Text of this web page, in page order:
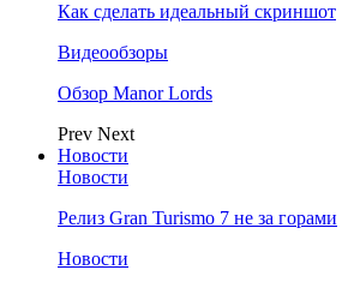
Как сделать идеальный скриншот
Видеообзоры
Обзор Manor Lords
Prev Next
Новости
Новости
Релиз Gran Turismo 7 не за горами
Новости